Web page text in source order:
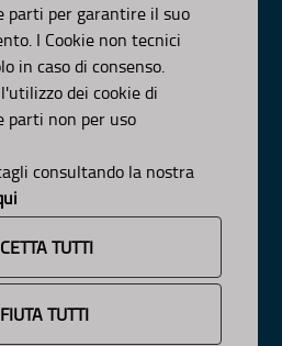
parti per garantire il suo
I Cookie non tecnici
in caso di consenso.
dei cookie di
parti non per uso
consultando la nostra
TUTTI
TUTTI